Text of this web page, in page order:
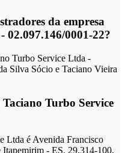
da empresa
02.097.146/0001-22?
Turbo Service Ltda -
Silva Sócio e Taciano Vieira
Turbo Service
Ltda é Avenida Francisco
- ES, 29.314-100.